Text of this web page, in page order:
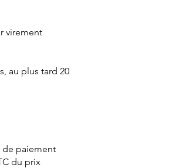
virement
au plus tard 20
de paiement
du prix